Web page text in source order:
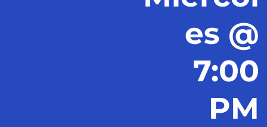
es @
7:00
PM